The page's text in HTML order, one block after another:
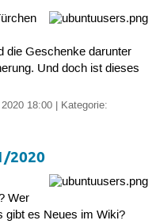
die Geschenke darunter
Und doch ist dieses
18:00 | Kategorie:
2020
Wer
gibt es Neues im Wiki?